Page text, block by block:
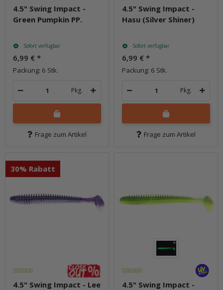
4.5" Swing Impact -
Green Pumpkin PP.
Sofort verfügbar
6,99 € *
Packung: 6 Stk.
Pkg.
Frage zum Artikel
4.5" Swing Impact -
Hasu (Silver Shiner)
Sofort verfügbar
6,99 € *
Packung: 6 Stk.
Pkg.
Frage zum Artikel
30% Rabatt
4.5" Swing Impact - Lee
4.5" Swing Impact -